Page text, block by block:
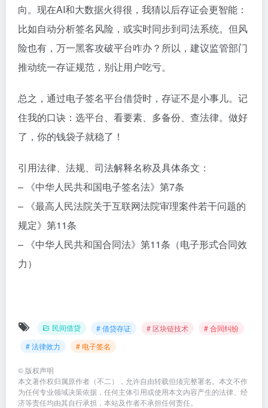
向。现在AI和大数据火得很，我猜以后存证会更智能：
比如自动分析签名风险，或实时同步到司法系统。但风
险也有，万一黑客攻破平台咋办？所以，建议监管部门
推动统一存证规范，别让用户吃亏。
总之，通过电子签名平台借贷时，存证不是小事儿。记
住我的口诀：选平台、看要素、多备份、查法律。做好
了，你的钱袋子就稳了！
引用法律、法规、司法解释名称及具体条文：
– 《中华人民共和国电子签名法》第7条
– 《最高人民法院关于互联网法院审理案件若干问题的
规定》第11条
– 《中华人民共和国合同法》第11条（电子形式合同效
力）
民间借贷 # 借贷存证 # 区块链技术
# 合同纠纷
# 法律效力
# 电子签名
© 版权声明
本文著作权归属原作者（不二），允许自由转载但须完整署名。本文不作
为任何专业领域决策依据，任何主体引用或使用本文内容产生的法律、经
济等责任均由其自行承担，本站及作者不承担任何责任。